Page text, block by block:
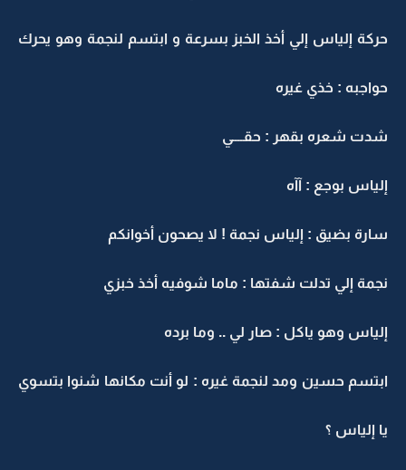
حركة إلياس إلي أخذ الخبز بسرعة و ابتسم لنجمة وهو يحرك
حواجبه : خذي غيره
شدت شعره بقهر : حقــــي
إلياس بوجع : آآه
سارة بضيق : إلياس نجمة ! لا يصحون أخوانكم
نجمة إلي تدلت شفتها : ماما شوفيه أخذ خبزي
إلياس وهو ياكل : صار لي .. وما برده
ابتسم حسين ومد لنجمة غيره : لو أنت مكانها شنوا بتسوي
يا إلياس ؟